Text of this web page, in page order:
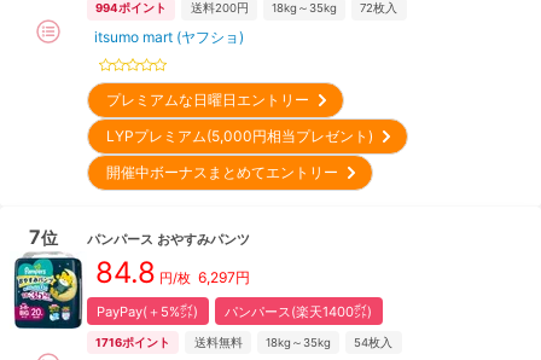
994ポイント 送料200円 18kg～35kg 72枚入
itsumo mart (ヤフショ)
プレミアムな日曜日エントリー
LYPプレミアム(5,000円相当プレゼント)
開催中ボーナスまとめてエントリー
7位 パンパース おやすみパンツ
84.8 円/枚 6,297円
PayPay(＋5%㌽) パンパース(楽天1400㌽)
1716ポイント 送料無料 18kg～35kg 54枚入